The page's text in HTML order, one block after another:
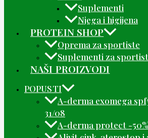
Suplementi
Njega i higijena
PROTEIN SHOP
Oprema za sportiste
Suplementi za
NAŠI PROIZVODI
POPUSTI
A-derma exomega
31/08
A-derma protect -